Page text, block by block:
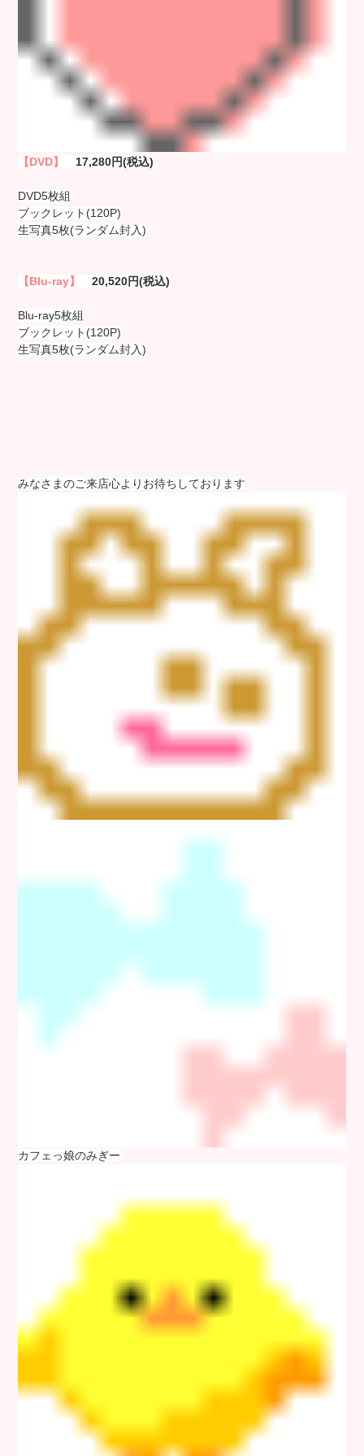
【DVD】 17,280円(税込)
DVD5枚組
ブックレット(120P)
生写真5枚(ランダム封入)
【Blu-ray】 20,520円(税込)
Blu-ray5枚組
ブックレット(120P)
生写真5枚(ランダム封入)
みなさまのご来店心よりお待ちしております
カフェっ娘のみぎー